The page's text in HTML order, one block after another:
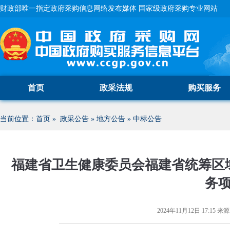
财政部唯一指定政府采购信息网络发布媒体 国家级政府采购专业网站
首页 政采法规 购买服务
当前位置： 首页 » 政采公告 » 地方公告 » 中标公告
福建省卫生健康委员会福建省统筹
务
2024年11月12日 17:15 来